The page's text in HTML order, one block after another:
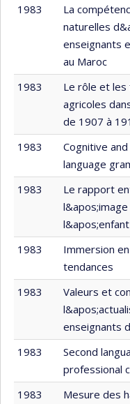
1983
La
naturelles
enseignants
au Maroc
1983
Le rôle et les
agricoles
de 1907 à
1983
Cognitive
language
1983
Le rapport
l&apos;enfant
1983
Immersion
tendances
1983
Valeurs et
enseignants
1983
Second
professional
1983
Mesure des